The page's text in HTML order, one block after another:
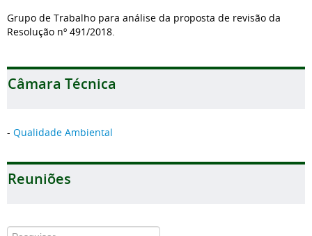
Grupo de Trabalho para análise da proposta de revisão da
Resolução nº 491/2018.
Câmara Técnica
- Qualidade Ambiental
Reuniões